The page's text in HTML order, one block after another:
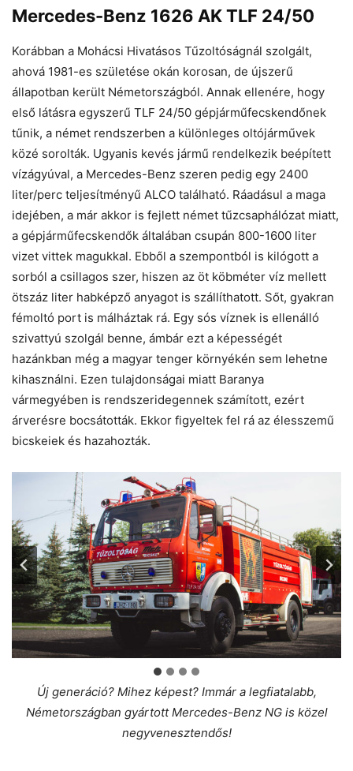
Mercedes-Benz 1626 AK TLF 24/50
Korábban a Mohácsi Hivatásos Tűzoltóságnál szolgált,
ahová 1981-es születése okán korosan, de újszerű
állapotban került Németországból. Annak ellenére, hogy
első látásra egyszerű TLF 24/50 gépjárműfecskendőnek
tűnik, a német rendszerben a különleges oltójárművek
közé sorolták. Ugyanis kevés jármű rendelkezik beépített
vízágyúval, a Mercedes-Benz szeren pedig egy 2400
liter/perc teljesítményű ALCO található. Ráadásul a maga
idejében, a már akkor is fejlett német tűzcsaphálózat miatt,
a gépjárműfecskendők általában csupán 800-1600 liter
vizet vittek magukkal. Ebből a szempontból is kilógott a
sorból a csillagos szer, hiszen az öt köbméter víz mellett
ötszáz liter habképző anyagot is szállíthatott. Sőt, gyakran
fémoltó port is málháztak rá. Egy sós víznek is ellenálló
szivattyú szolgál benne, ámbár ezt a képességét
hazánkban még a magyar tenger környékén sem lehetne
kihasználni. Ezen tulajdonságai miatt Baranya
vármegyében is rendszeridegennek számított, ezért
árverésre bocsátották. Ekkor figyeltek fel rá az élesszemű
bicskeiek és hazahozták.
Új generáció? Mihez képest? Immár a legfiatalabb,
Németországban gyártott Mercedes-Benz NG is közel
negyvenesztendős!